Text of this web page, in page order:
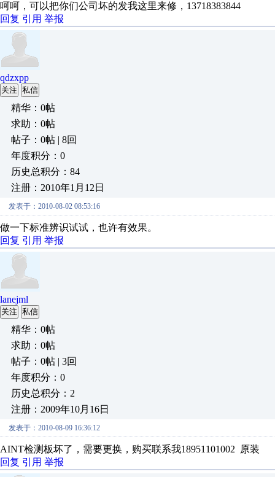
呵呵，可以把你们公司坏的发我这里来修，13718383844
回复 引用 举报
qdzxpp
关注 私信
精华：0帖
求助：0帖
帖子：0帖 | 8回
年度积分：0
历史总积分：84
注册：2010年1月12日
发表于：2010-08-02 08:53:16
做一下标准辨识试试，也许有效果。
回复 引用 举报
lanejml
关注 私信
精华：0帖
求助：0帖
帖子：0帖 | 3回
年度积分：0
历史总积分：2
注册：2009年10月16日
发表于：2010-08-09 16:36:12
AINT检测板坏了，需要更换，购买联系我18951101002 原装
回复 引用 举报